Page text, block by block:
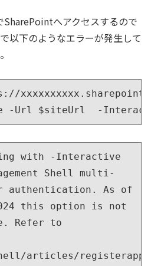
へアクセスするので
以下のようなエラーが発生して
-Url $siteUrl  -
with -Interactive
Shell multi-
authentication. As of
this option is not
Refer to
articles/